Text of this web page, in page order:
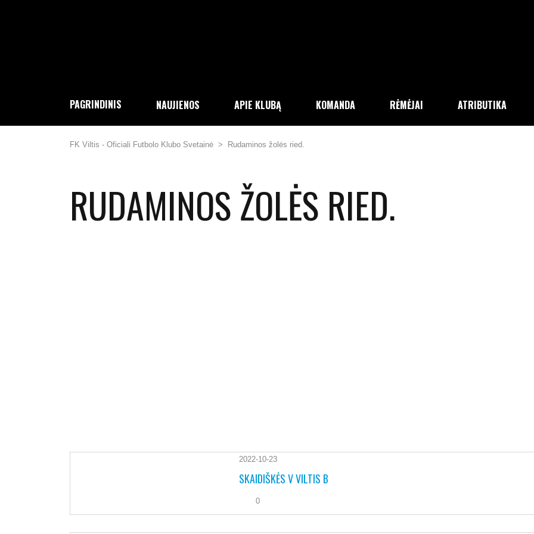
PAGRINDINIS NAUJIENOS APIE KLUBĄ KOMANDA RĖMĖJAI ATRIBUTIKA
FK Viltis - Oficiali Futbolo Klubo Svetainė > Rudaminos žolės ried.
RUDAMINOS ŽOLĖS RIED.
2022-10-23
SKAIDIŠKĖS V VILTIS B
0
tyliai ir paslapčia galima buvo išgirsti gandų apie bene
kuriamą futbolo klubą. Pirmieji metų mėnesiai buvo